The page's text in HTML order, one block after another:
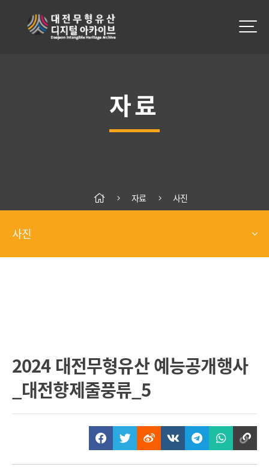
자료
사진
자료 사진
2024 대전무형유산 예능공개행사
_대전향제줄풍류_5